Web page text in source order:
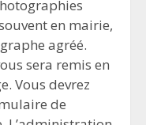
en mairie,
agréé.
sera remis en
Vous devrez
de